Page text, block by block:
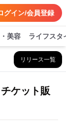
グイン/会員登録
美容 ライフスタ
リリース一覧
ケット販